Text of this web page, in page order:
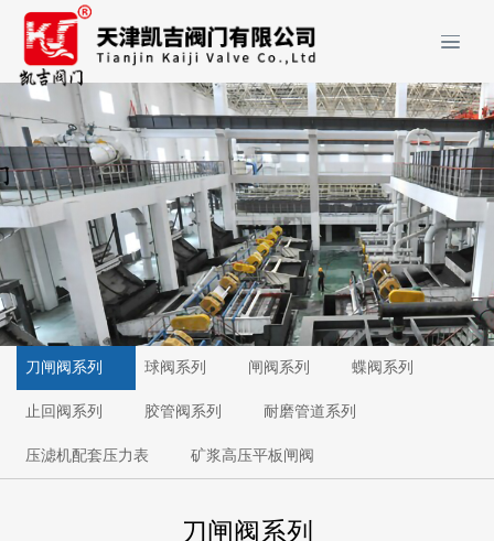
刀闸阀系列 球阀系列 闸阀系列 蝶阀系列
止回阀系列 胶管阀系列 耐磨管道系列
压滤机配套压力表 矿浆高压平板闸阀
刀闸阀系列